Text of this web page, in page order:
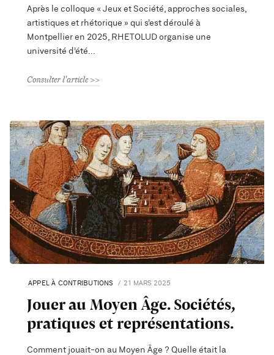
Après le colloque « Jeux et Société, approches sociales,
artistiques et rhétorique » qui s’est déroulé à
Montpellier en 2025, RHETOLUD organise une
université d’été
Consulter l'article
APPEL À CONTRIBUTIONS 21 MARS 2025
Jouer au Moyen Âge. Sociétés,
pratiques et représentations.
Comment jouait-on au Moyen Âge ? Quelle était la